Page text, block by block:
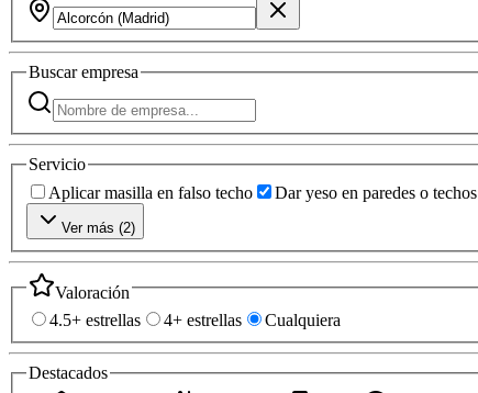
Buscarempresa
Servicio
Aplicar masilla en falso techo
Dar yeso en paredes o techos
Ver más (2)
Valoración
4.5+ estrellas
4+ estrellas Cualquiera
Destacados